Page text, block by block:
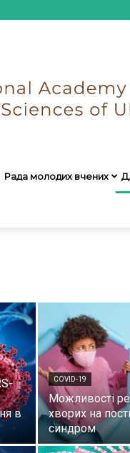
Рада молодих вчених
в
COVID-19
Можливості
хворих на
синдром